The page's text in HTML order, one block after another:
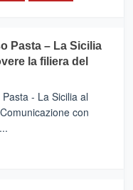
Pasta – La Sicilia
la filiera del
- La Sicilia al
con